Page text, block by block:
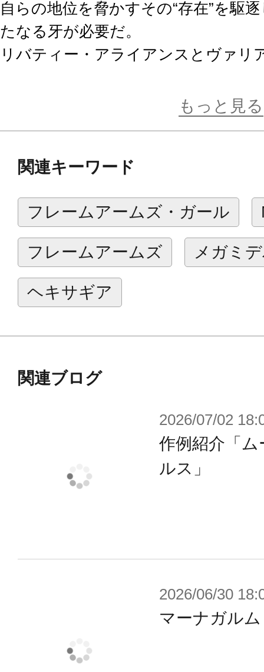
自らの地位を脅かすその“存在”を駆
たなる牙が必要だ。
リバティー・アライアンスとヴァリ
コードネーム「L.O.Z.」は主力戦闘
その半ばで思わぬ方向へと舵を切る
はナイトストーカーズ部隊からの一
時期にヴァリアントフォースもエク
強化に乗り出したことから、この時
の大きなインパクトを与えた事件が
2」として完成する予定であったが
ー・アライアンスが保有するゾアテ
とも言うべき超高性能機として完成
きく伸びた主力兵装 「クロスレー
スの荷電式大型戦術刀「月光」を発
高性能なのは武装類だけではない。
グラムを投入したことによって、機
ずレイブレード・インパルスをも上
もっと見る
関連キーワード
フレームアームズ・ガール
フレームアームズ メガミ
ヘキサギア
関連ブログ
2026/07/02
作例紹介「
ルス」
2026/06/30
マーナガル